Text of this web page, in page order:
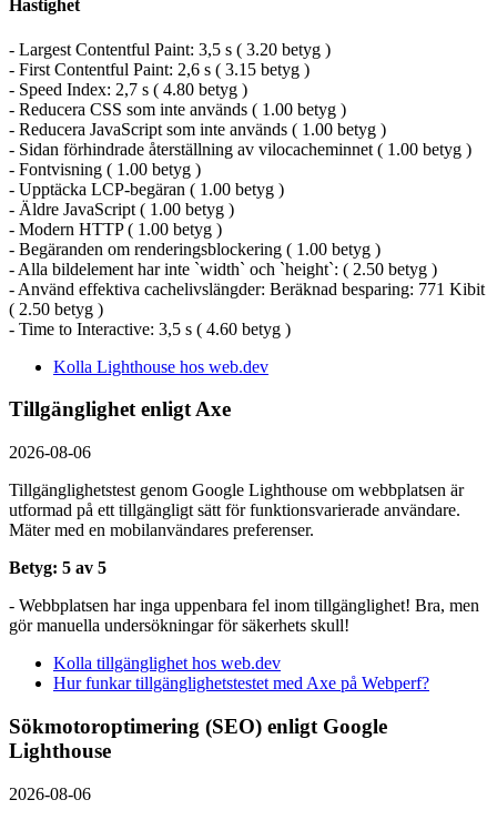
Hastighet
- Largest Contentful Paint: 3,5 s ( 3.20 betyg )
- First Contentful Paint: 2,6 s ( 3.15 betyg )
- Speed Index: 2,7 s ( 4.80 betyg )
- Reducera CSS som inte används ( 1.00 betyg )
- Reducera JavaScript som inte används ( 1.00 betyg )
- Sidan förhindrade återställning av vilocacheminnet ( 1.00 betyg )
- Fontvisning ( 1.00 betyg )
- Upptäcka LCP-begäran ( 1.00 betyg )
- Äldre JavaScript ( 1.00 betyg )
- Modern HTTP ( 1.00 betyg )
- Begäranden om renderingsblockering ( 1.00 betyg )
- Alla bildelement har inte `width` och `height`: ( 2.50 betyg )
- Använd effektiva cachelivslängder: Beräknad besparing: 771 Kibit
( 2.50 betyg )
- Time to Interactive: 3,5 s ( 4.60 betyg )
Kolla Lighthouse hos web.dev
Tillgänglighet enligt Axe
2026-08-06
Tillgänglighetstest genom Google Lighthouse om webbplatsen är
utformad på ett tillgängligt sätt för funktionsvarierade användare.
Mäter med en mobil­användares preferenser.
Betyg: 5 av 5
- Webbplatsen har inga uppenbara fel inom tillgänglighet! Bra, men
gör manuella undersökningar för säkerhets skull!
Kolla tillgänglighet hos web.dev
Hur funkar tillgänglighetstestet med Axe på Webperf?
Sökmotoroptimering (SEO) enligt Google
Lighthouse
2026-08-06